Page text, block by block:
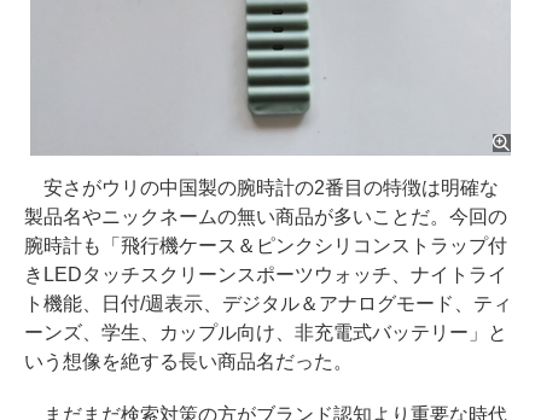
安さがウリの中国製の腕時計の2番目の特徴は明確な
製品名やニックネームの無い商品が多いことだ。今回の
腕時計も「飛行機ケース＆ピンクシリコンストラップ付
きLEDタッチスクリーンスポーツウォッチ、ナイトライ
ト機能、日付/週表示、デジタル＆アナログモード、ティ
ーンズ、学生、カップル向け、非充電式バッテリー」と
いう想像を絶する長い商品名だった。
まだまだ検索対策の方がブランド認知より重要な時代